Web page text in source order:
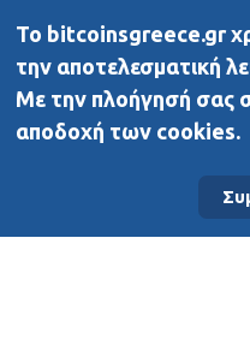
To bitcoinsgreece.gr
την αποτελεσματική
Με την πλοήγησή σας
αποδοχή των cookies.